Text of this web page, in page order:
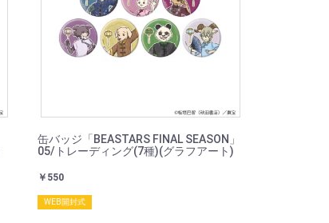
缶バッジ「BEASTARS FINAL SEASON」
05/トレーディング(7種)(グラフアート)
￥550
WEB開封式